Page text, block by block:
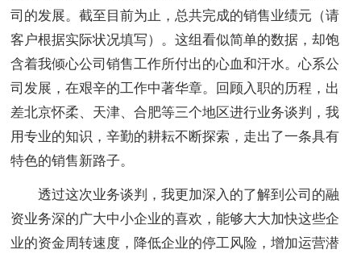
司的发展。截至目前为止，总共完成的销售业绩元（请
客户根据实际状况填写）。这组看似简单的数据，却饱
含着我倾心公司销售工作所付出的心血和汗水。心系公
司发展，在艰辛的工作中著华章。回顾入职的历程，出
差北京怀柔、天津、合肥等三个地区进行业务谈判，我
用专业的知识，辛勤的耕耘不断探索，走出了一条具有
特色的销售新路子。
透过这次业务谈判，我更加深入的了解到公司的融
资业务深的广大中小企业的喜欢，能够大大加快这些企
业的资金周转速度，降低企业的停工风险，增加运营潜